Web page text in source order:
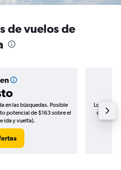
de vuelos de
en las búsquedas. Posible
potencial de $163 sobre el
ida y vuelta).
Los
de